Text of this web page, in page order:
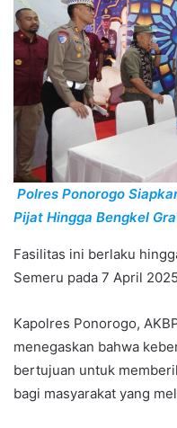
Polres Ponorogo
Pijat Hingga Bengkel
Fasilitas ini berlaku
Semeru pada 7 April
Kapolres Ponorogo,
menegaskan bahwa
bertujuan untuk
bagi masyarakat yang